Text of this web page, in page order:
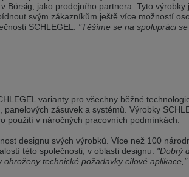
This website is also available in English.
Börsig, jako prodejního partnera. Tyto
svým zákazníkům ještě více možností
SCHLEGEL: "Těšíme se na spolupráci
varianty pro všechny běžné
zásuvek a systémů. Výrobky
použití v náročných pracovních podmínkách.
designu svých výrobků. Více než 100
této společnosti, v oblasti designu.
"Dobrý
technické požadavky cílové aplikace,"